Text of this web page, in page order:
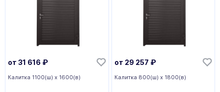
от 31 616 ₽
Калитка 1100(ш) x 1600(в)
от 29 257 ₽
Калитка 800(ш) x 1800(в)